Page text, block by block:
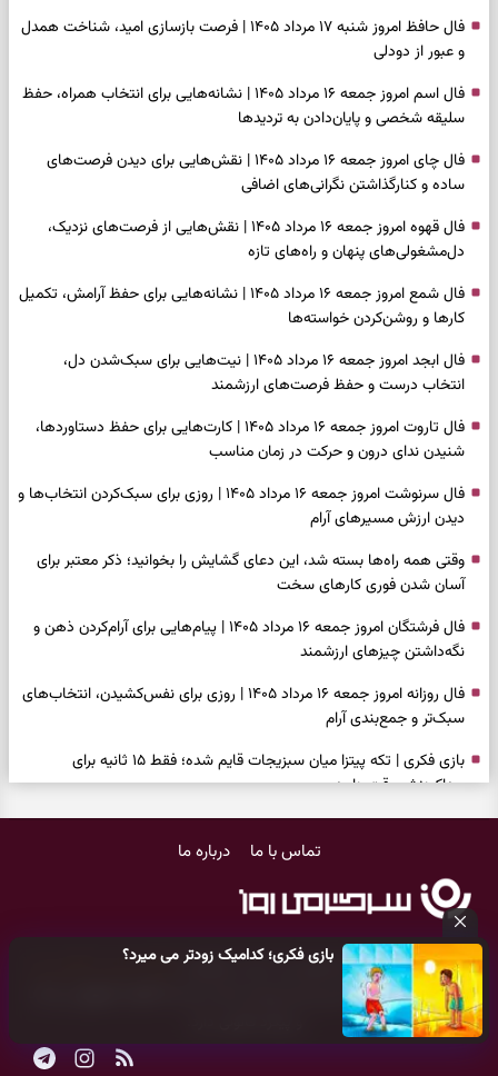
بازی فکری؛ کدامیک زودتر می میرد؟
فال حافظ امروز شنبه ۱۷ مرداد ۱۴۰۵ | فرصت بازسازی امید، شناخت همدل
و عبور از دودلی
فال اسم امروز جمعه ۱۶ مرداد ۱۴۰۵ | نشانه‌هایی برای انتخاب همراه، حفظ
سلیقه شخصی و پایان‌دادن به تردیدها
فال چای امروز جمعه ۱۶ مرداد ۱۴۰۵ | نقش‌هایی برای دیدن فرصت‌های
ساده و کنارگذاشتن نگرانی‌های اضافی
فال قهوه امروز جمعه ۱۶ مرداد ۱۴۰۵ | نقش‌هایی از فرصت‌های نزدیک،
دل‌مشغولی‌های پنهان و راه‌های تازه
فال شمع امروز جمعه ۱۶ مرداد ۱۴۰۵ | نشانه‌هایی برای حفظ آرامش، تکمیل
کارها و روشن‌کردن خواسته‌ها
فال ابجد امروز جمعه ۱۶ مرداد ۱۴۰۵ | نیت‌هایی برای سبک‌شدن دل،
انتخاب درست و حفظ فرصت‌های ارزشمند
فال تاروت امروز جمعه ۱۶ مرداد ۱۴۰۵ | کارت‌هایی برای حفظ دستاوردها،
شنیدن ندای درون و حرکت در زمان مناسب
فال سرنوشت امروز جمعه ۱۶ مرداد ۱۴۰۵ | روزی برای سبک‌کردن انتخاب‌ها و
دیدن ارزش مسیرهای آرام
وقتی همه راه‌ها بسته شد، این دعای گشایش را بخوانید؛ ذکر معتبر برای
آسان شدن فوری کارهای سخت
فال فرشتگان امروز جمعه ۱۶ مرداد ۱۴۰۵ | پیام‌هایی برای آرام‌کردن ذهن و
نگه‌داشتن چیزهای ارزشمند
فال روزانه امروز جمعه ۱۶ مرداد ۱۴۰۵ | روزی برای نفس‌کشیدن، انتخاب‌های
سبک‌تر و جمع‌بندی آرام
بازی فکری | تکه پیتزا میان سبزیجات قایم شده؛ فقط ۱۵ ثانیه برای
پیداکردنش وقت دارید
سنجیده و رهاشدن از انتظارهای بی‌نتیجه
طرز تهیه کوکو سبزی مجلسی | سبز، خوش‌عطر و برش‌خورده
شناخت فرصت واقعی و پایان‌دادن به تردیدها
تست شخصیت شناسی | کدام سکه‌ها زودتر چشمتان را گرفتند؟ انتخابتان
باارزش‌ترین چیز زندگی‌تان را نشان می‌دهد
فال سرنوشت امروز پنجشنبه ۱۵ مرداد ۱۴۰۵ | روزی برای حفظ دستاوردها و
تماس با ما درباره ما
کلیه حقوق مادی و معنوی این سایت متعلق بهپایگاه خبری سرگرمی روز
می‌باشد و هر گونه کپی‌برداری توسط دیگر سایت‌ها